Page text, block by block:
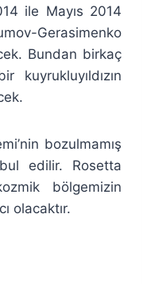
ile Mayıs 2014
Gerasimenko
Bundan birkaç
bozulmamış
edilir. Rosetta
bölgemizin
olacaktır.